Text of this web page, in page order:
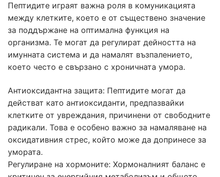
Пептидите играят важна роля в комуникацията
между клетките, което е от съществено значение
за поддържане на оптимална функция на
организма. Те могат да регулират дейността на
имунната система и да намалят възпалението,
което често е свързано с хроничната умора.
Антиоксидантна защита: Пептидите могат да
действат като антиоксиданти, предпазвайки
клетките от увреждания, причинени от свободните
радикали. Това е особено важно за намаляване на
оксидативния стрес, който може да допринесе за
умората.
Регулиране на хормоните: Хормоналният баланс е